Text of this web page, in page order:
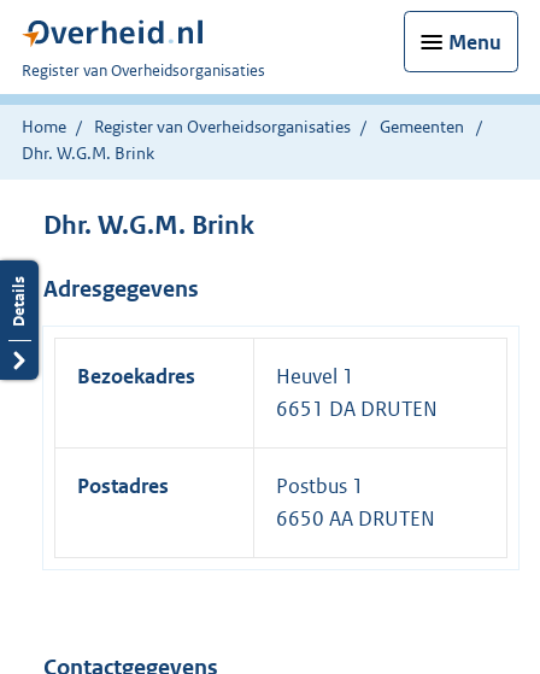
Menu
U
bent
nu
hier:
Register van Overheidsorganisaties
Home Register van Overheidsorganisaties
Gemeenten
Dhr. W.G.M. Brink
Dhr. W.G.M. Brink
Adresgegevens
Bezoekadres
Heuvel 1
6651 DA DRUTEN
Postadres
Postbus 1
6650 AA DRUTEN
Contactgegevens